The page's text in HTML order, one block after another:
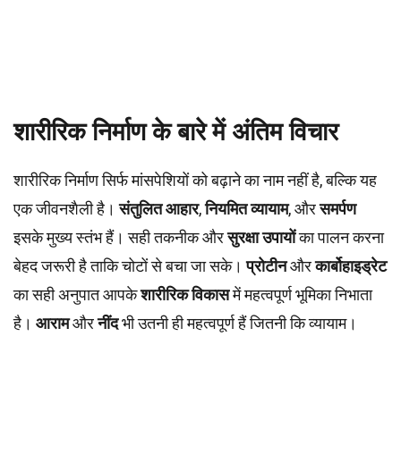
शारीरिक निर्माण के बारे में अंतिम विचार
शारीरिक निर्माण सिर्फ मांसपेशियों को बढ़ाने का नाम नहीं है, बल्कि यह
एक जीवनशैली है।संतुलित आहार,नियमित व्यायाम, औरसमर्पण
इसके मुख्य स्तंभ हैं। सही तकनीक औरसुरक्षा उपायोंका पालन करना
बेहद जरूरी है ताकि चोटों से बचा जा सके।प्रोटीनऔरकार्बोहाइड्रेट
का सही अनुपात आपकेशारीरिक विकासमें महत्वपूर्ण भूमिका निभाता
है। आरामऔरनींदभी उतनी ही महत्वपूर्ण हैं जितनी कि व्यायाम।